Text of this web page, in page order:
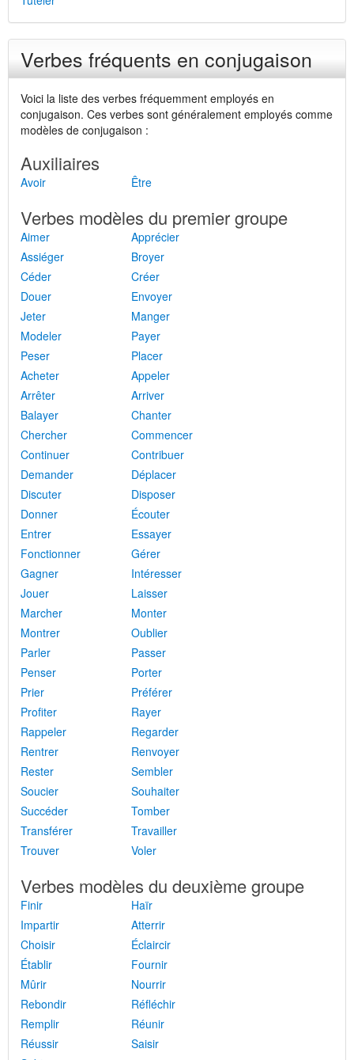
Verbes fréquents en conjugaison
Voici la liste des verbes fréquemment employés en
conjugaison. Ces verbes sont généralement employés comme
modèles de conjugaison :
Auxiliaires
Avoir Être
Verbes modèles du premier groupe
Aimer
Apprécier
Assiéger
Broyer
Céder
Créer
Douer
Envoyer
Jeter
Manger
Modeler
Payer
Peser
Placer
Acheter
Appeler
Arrêter
Arriver
Balayer
Chanter
Chercher
Commencer
Continuer
Contribuer
Demander
Déplacer
Discuter
Disposer
Donner
Écouter
Entrer
Essayer
Fonctionner
Gérer
Gagner
Intéresser
Jouer
Laisser
Marcher
Monter
Montrer
Oublier
Parler
Passer
Penser
Porter
Prier
Préférer
Profiter
Rayer
Rappeler
Regarder
Rentrer
Renvoyer
Rester
Sembler
Soucier
Souhaiter
Succéder
Tomber
Transférer
Travailler
Trouver
Voler
Verbes modèles du deuxième groupe
Finir
Haïr
Impartir
Atterrir
Choisir
Éclaircir
Établir
Fournir
Mûrir
Nourrir
Rebondir
Réfléchir
Remplir
Réunir
Réussir
Saisir